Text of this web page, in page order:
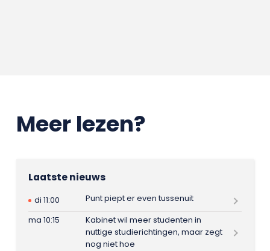
Meer lezen?
Laatste nieuws
di 11:00
Punt piept er even tussenuit
ma 10:15
Kabinet wil meer studenten in
nuttige studierichtingen, maar zegt
nog niet hoe